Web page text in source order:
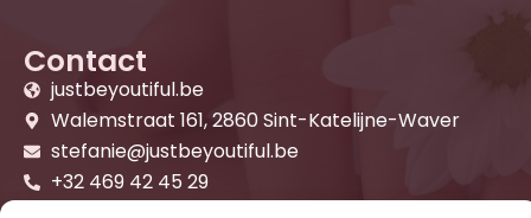
Contact
justbeyoutiful.be
Walemstraat 161, 2860 Sint-Katelijne-Waver
stefanie@justbeyoutiful.be
+32 469 42 45 29